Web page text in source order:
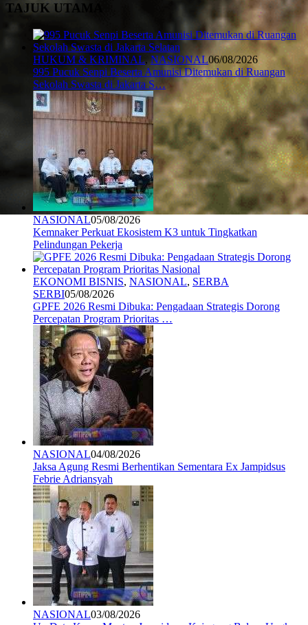
TAJUK UTAMA
HUKUM & KRIMINAL, NASIONAL06/08/2026
995 Pucuk Senpi Beserta Amunisi Ditemukan di Ruangan
Sekolah Swasta di Jakarta S…
NASIONAL05/08/2026
Kemnaker Perkuat Ekosistem K3 untuk Tingkatkan
Pelindungan Pekerja
EKONOMI BISNIS, NASIONAL, SERBA
SERBI05/08/2026
GPFE 2026 Resmi Dibuka: Pengadaan Strategis Dorong
Percepatan Program Prioritas …
NASIONAL04/08/2026
Jaksa Agung Resmi Berhentikan Sementara Ex Jampidsus
Febrie Adriansyah
NASIONAL03/08/2026